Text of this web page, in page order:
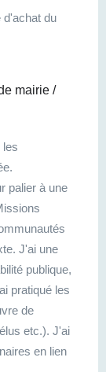
d'achat du
mairie /
les
palier à une
J'ai une
publique,
pratiqué les
de
etc.). J'ai
en lien